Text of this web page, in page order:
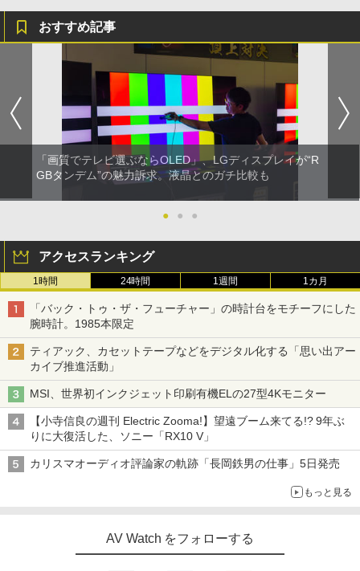
おすすめ記事
「画質でテレビ選ぶならOLED」、LGディスプレイが“R
GBタンデム”の魅力訴求。液晶とのガチ比較も
● ● ●
アクセスランキング
1時間 24時間 1週間 1カ月
「バック・トゥ・ザ・フューチャー」の時計台をモチーフにした
腕時計。1985本限定
ティアック、カセットテープなどをデジタル化する「思い出アー
カイブ推進活動」
MSI、世界初インクジェット印刷有機ELの27型4Kモニター
【小寺信良の週刊 Electric Zooma!】望遠ブーム来てる!? 9年ぶ
りに大復活した、ソニー「RX10 V」
カリスマオーディオ評論家の軌跡「長岡鉄男の仕事」5日発売
もっと見る
AV Watch をフォローする